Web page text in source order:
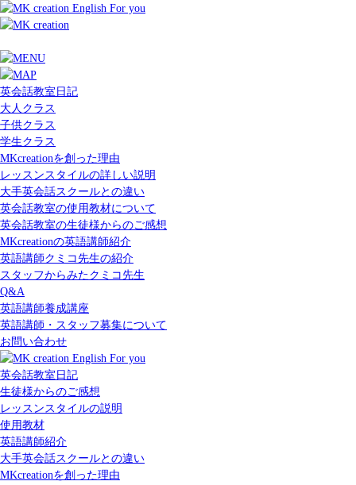
英会話教室日記
大人クラス
子供クラス
学生クラス
MKcreationを創った理由
レッスンスタイルの詳しい説明
大手英会話スクールとの違い
英会話教室の使用教材について
英会話教室の生徒様からのご感想
MKcreationの英語講師紹介
英語講師クミコ先生の紹介
スタッフからみたクミコ先生
Q&A
英語講師養成講座
英語講師・スタッフ募集について
お問い合わせ
英会話教室日記
生徒様からのご感想
レッスンスタイルの説明
使用教材
英語講師紹介
大手英会話スクールとの違い
MKcreationを創った理由